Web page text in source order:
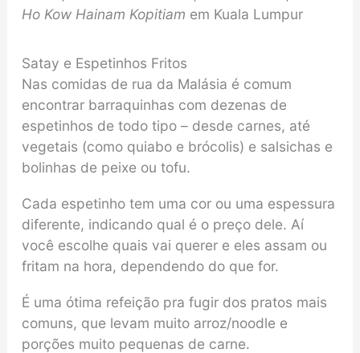
Ho Kow Hainam Kopitiam em Kuala Lumpur
Satay e Espetinhos Fritos
Nas comidas de rua da Malásia é comum
encontrar barraquinhas com dezenas de
espetinhos de todo tipo – desde carnes, até
vegetais (como quiabo e brócolis) e salsichas e
bolinhas de peixe ou tofu.
Cada espetinho tem uma cor ou uma espessura
diferente, indicando qual é o preço dele. Aí
você escolhe quais vai querer e eles assam ou
fritam na hora, dependendo do que for.
É uma ótima refeição pra fugir dos pratos mais
comuns, que levam muito arroz/noodle e
porções muito pequenas de carne.